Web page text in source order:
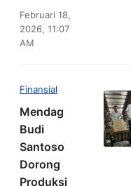
Februari 18,
2026, 11:07
AM
Finansial
Mendag
Budi
Santoso
Dorong
Produksi